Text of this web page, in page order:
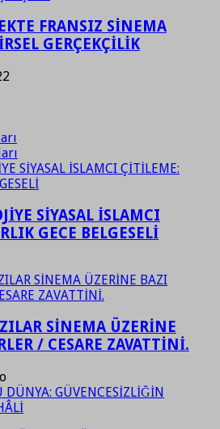
FRANSIZ SİNEMA
GERÇEKÇİLİK
SİYASAL İSLAMCI
GECE BELGESELİ
SİNEMA ÜZERİNE
/ CESARE ZAVATTİNİ.